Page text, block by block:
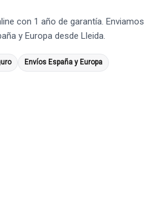
con 1 año de garantía. Enviamos
y Europa desde Lleida.
Envíos España y Europa